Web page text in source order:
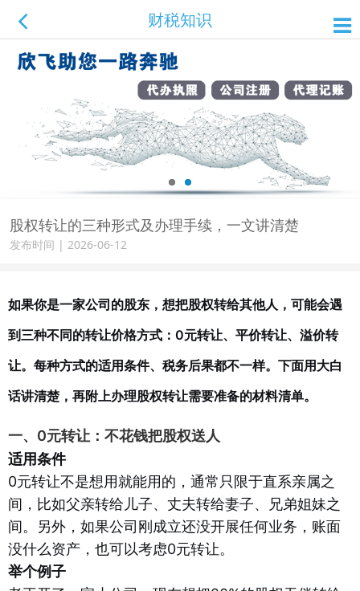
财税知识
股权转让的三种形式及办理手续，一文讲清楚
发布时间 | 2026-06-12
如果你是一家公司的股东，想把股权转给其他人，可能会遇
到三种不同的转让价格方式：0元转让、平价转让、溢价转
让。每种方式的适用条件、税务后果都不一样。下面用大白
话讲清楚，再附上办理股权转让需要准备的材料清单。
一、0元转让：不花钱把股权送人
适用条件
0元转让不是想用就能用的，通常只限于直系亲属之
间，比如父亲转给儿子、丈夫转给妻子、兄弟姐妹之
间。另外，如果公司刚成立还没开展任何业务，账面
没什么资产，也可以考虑0元转让。
举个例子